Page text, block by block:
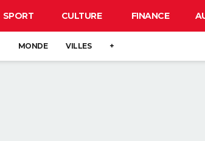
SPORT CULTURE FINANCE
MONDE VILLES +